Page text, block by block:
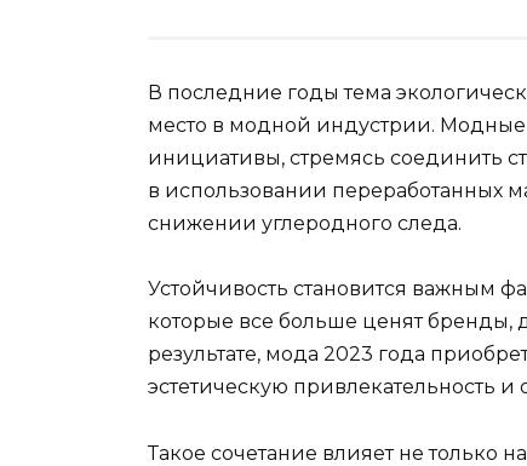
В последние годы тема
место в модной индустрии.
инициативы, стремясь соединить
в использовании переработанных
снижении углеродного следа.
Устойчивость становится важным
которые все больше ценят бренды,
результате, мода 2023 года
эстетическую привлекательность
Такое сочетание влияет не только